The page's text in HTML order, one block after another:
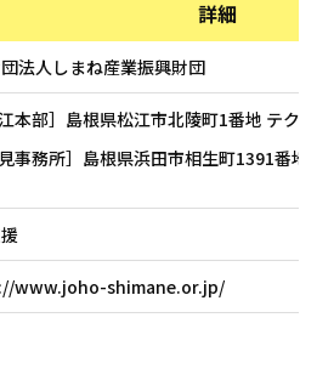
詳細
法人しまね産業振興財団
江本部］島根県松江市北陵町1番地 テク
事務所］ 島根県浜田市相生町1391番地
www.joho-shimane.or.jp/